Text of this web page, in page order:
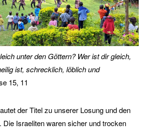
unter den Göttern? Wer ist dir gleich,
ist, schrecklich, löblich und
15, 11
der Titel zu unserer Losung und den
Die Israeliten waren sicher und trocken